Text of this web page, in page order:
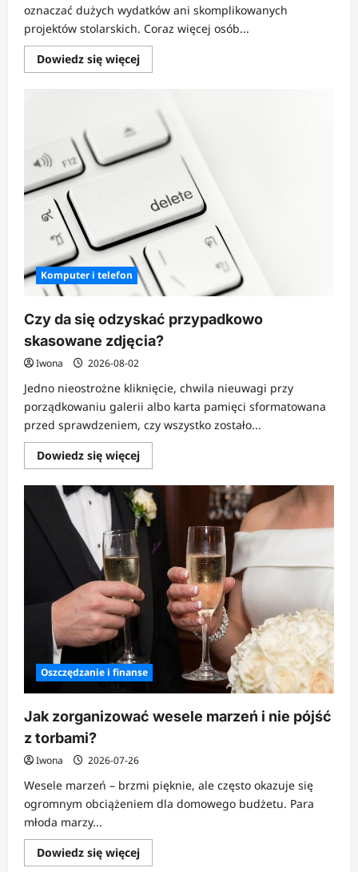
oznaczać dużych wydatków ani skomplikowanych
projektów stolarskich. Coraz więcej osób...
Dowiedz się więcejDowiedz
się
zrobić
domek
palet?
Komputer i telefon
Czy da się odzyskać przypadkowo
skasowane zdjęcia?
Iwona 2026-08-02
Jedno nieostrożne kliknięcie, chwila nieuwagi przy
porządkowaniu galerii albo karta pamięci sformatowana
przed sprawdzeniem, czy wszystko zostało...
Dowiedz się więcejDowiedz
się
o
Czy
da
się
odzyskać
przypadkowo
skasowane
zdjęcia?
Oszczędzanie i finanse
Jak zorganizować wesele marzeń i nie pójść
z torbami?
Iwona 2026-07-26
Wesele marzeń – brzmi pięknie, ale często okazuje się
ogromnym obciążeniem dla domowego budżetu. Para
młoda marzy...
Dowiedz się więcejDowiedz
się